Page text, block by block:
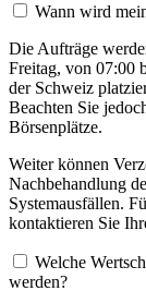
Wann wird
Die Aufträge
Freitag, von 07:00
der Schweiz
Beachten Sie
Börsenplätze.
Weiter können
Nachbehandlung
Systemausfällen.
kontaktieren Sie
Welche
werden?